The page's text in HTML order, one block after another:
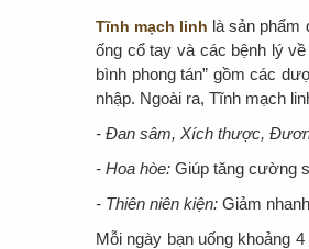
Tĩnh mạch linh là sản phẩm
ống cổ tay và các bệnh lý
bình phong tán” gồm các
nhập. Ngoài ra, Tĩnh mạch
- Đan sâm, Xích thược,
- Hoa hòe: Giúp tăng cường
- Thiên niên kiện:Giảm
Mỗi ngày bạn uống khoảng